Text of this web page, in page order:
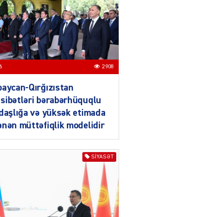
Azərbaycan mina problemi
ilə təkbaşına mübarizə
aparır
04.08.2026 4910
Prezident Gömrük
Məcəlləsində dəyişikliyi
TƏSDİQLƏDİ
Nazirdən Orta Dəhliz
açıqlaması
5512
Ermənistanın taleyi BU
TARİXDƏ həll olunacaq
2908
Qırğızıstan
bərabərhüquqlu
və yüksək etimada
müttəfiqlik modelidir
SIYASƏT